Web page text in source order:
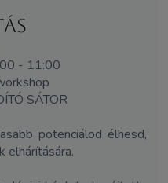
- 11:00
SÁTOR
potenciálod élhesd,
elhárítására.